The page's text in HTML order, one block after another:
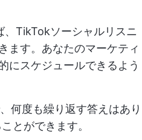
TikTokソーシャルリスニ
ます。あなたのマーケティ
にスケジュールできるよう
何度も繰り返す答えはあり
とができます。